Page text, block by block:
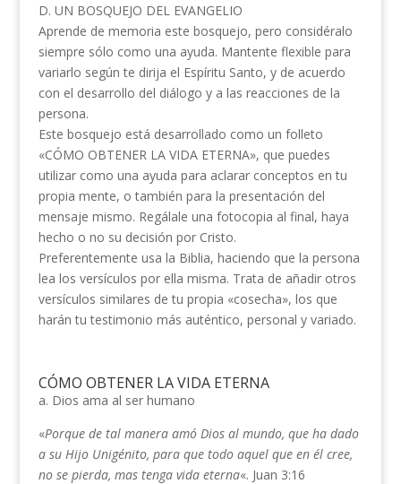
D. UN BOSQUEJO DEL EVANGELIO
Aprende de memoria este bosquejo, pero considéralo
siempre sólo como una ayuda. Mantente flexible para
variarlo según te dirija el Espíritu Santo, y de acuerdo
con el desarrollo del diálogo y a las reacciones de la
persona.
Este bosquejo está desarrollado como un folleto
«CÓMO OBTENER LA VIDA ETERNA», que puedes
utilizar como una ayuda para aclarar conceptos en tu
propia mente, o también para la presentación del
mensaje mismo. Regálale una fotocopia al final, haya
hecho o no su decisión por Cristo.
Preferentemente usa la Biblia, haciendo que la persona
lea los versículos por ella misma. Trata de añadir otros
versículos similares de tu propia «cosecha», los que
harán tu testimonio más auténtico, personal y variado.
CÓMO OBTENER LA VIDA ETERNA
a. Dios ama al ser humano
«Porque de tal manera amó Dios al mundo, que ha dado
a su Hijo Unigénito, para que todo aquel que en él cree,
no se pierda, mas tenga vida eterna«. Juan 3:16